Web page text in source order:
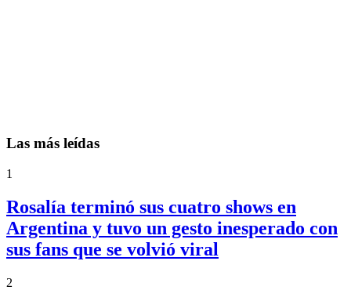
Las más leídas
1
Rosalía terminó sus cuatro shows en
Argentina y tuvo un gesto inesperado con
sus fans que se volvió viral
2